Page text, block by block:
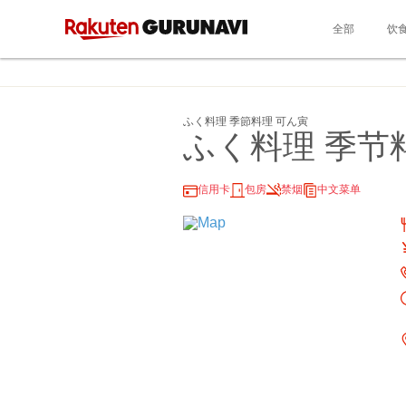
全部 饮
ふく料理 季節料理 可ん寅
ふく料理 季节
信用卡 包房 禁烟 中文菜单